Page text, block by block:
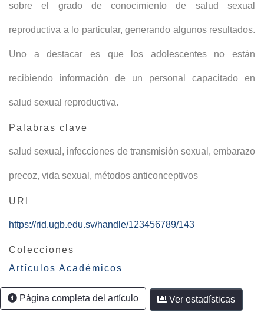
sobre el grado de conocimiento de salud sexual
reproductiva a lo particular, generando algunos resultados.
Uno a destacar es que los adolescentes no están
recibiendo información de un personal capacitado en
salud sexual reproductiva.
Palabras clave
salud sexual , infecciones de transmisión sexual , embarazo
precoz, vida sexual , métodos anticonceptivos
URI
https://rid.ugb.edu.sv/handle/123456789/143
Colecciones
Artículos Académicos
Página completa del artículo Ver estadísticas